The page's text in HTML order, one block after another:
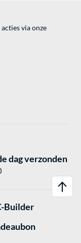
via onze
dag verzonden
Builder